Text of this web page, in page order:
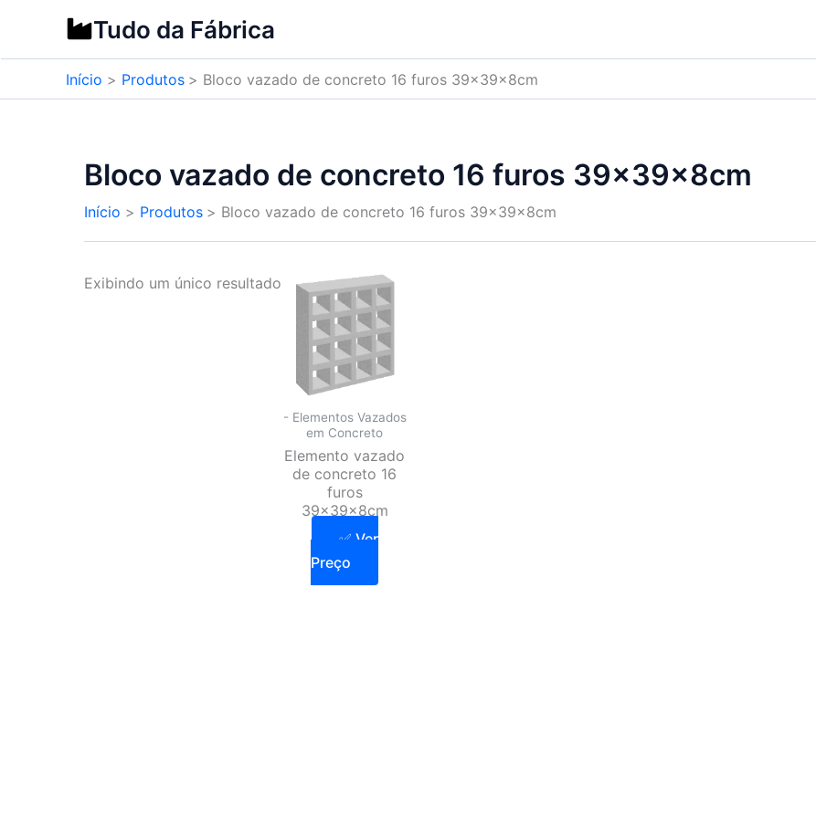
o
Tudo da Fábrica
Início Produtos Bloco vazado de concreto 16 furos 39x39x8cm
Bloco vazado de concreto 16 furos 39x39x8cm
Início Produtos Bloco vazado de concreto 16 furos 39x39x8cm
Exibindo um único resultado
- Elementos Vazados
em Concreto
Elemento vazado
de concreto 16
furos
39x39x8cm
✅ Ver
Preço